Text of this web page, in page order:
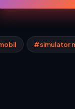
#simulator